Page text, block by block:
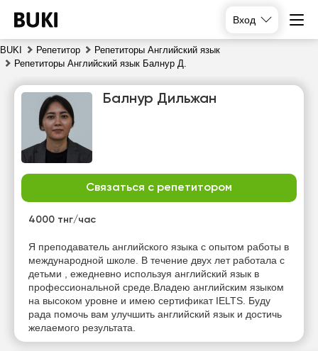
Вход
BUKI Репетитор
Репетиторы Английский язык
Репетиторы Английский язык Балнур Д.
Балнур Дильжан
Связаться с репетитором
4000 тнг/час
Я преподаватель английского языка с опытом работы в
международной школе. В течение двух лет работала с
детьми , ежедневно используя английский язык в
профессиональной среде.Владею английским языком
на высоком уровне и имею сертификат IELTS. Буду
рада помочь вам улучшить английский язык и достичь
желаемого результата.
пн
вт
15:30
16:00
16:30
17:00
Нет
свободных
часов
Нет
свободных
часов
Нет
свободных
часов